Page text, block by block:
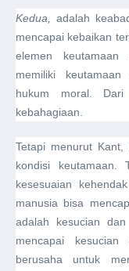
Kedua,
adalah
mencapai kebaikan
elemen keutamaan
memiliki
hukum moral. Dari
kebahagiaan.
Tetapi menurut
kondisi keutamaan.
kesesuaian
manusia bisa
adalah kesucian
mencapai
berusaha untuk